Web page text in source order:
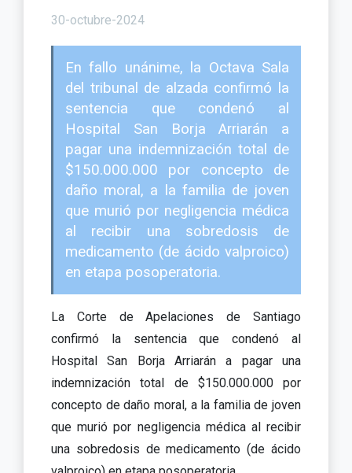
30-octubre-2024
En fallo unánime, la Octava Sala
del tribunal de alzada confirmó la
sentencia que condenó al
Hospital San Borja Arriarán a
pagar una indemnización total de
$150.000.000 por concepto de
daño moral, a la familia de joven
que murió por negligencia médica
al recibir una sobredosis de
medicamento (de ácido valproico)
en etapa posoperatoria.
La Corte de Apelaciones de Santiago
confirmó la sentencia que condenó al
Hospital San Borja Arriarán a pagar una
indemnización total de $150.000.000 por
concepto de daño moral, a la familia de joven
que murió por negligencia médica al recibir
una sobredosis de medicamento (de ácido